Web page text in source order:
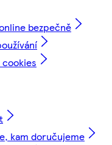
bezpečně
cookies
kam doručujeme